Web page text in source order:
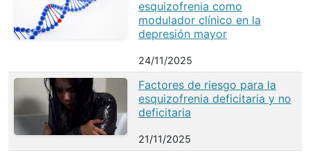
esquizofrenia como
modulador clínico en la
depresión mayor
24/11/2025
Factores de riesgo para la
esquizofrenia deficitaria y no
deficitaria
21/11/2025